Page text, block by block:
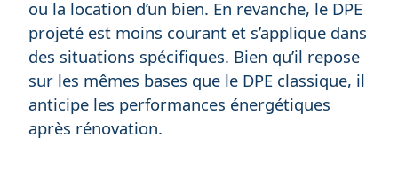
ou la location d’un bien. En revanche, le DPE
projeté est moins courant et s’applique dans
des situations spécifiques. Bien qu’il repose
sur les mêmes bases que le DPE classique, il
anticipe les performances énergétiques
après rénovation.